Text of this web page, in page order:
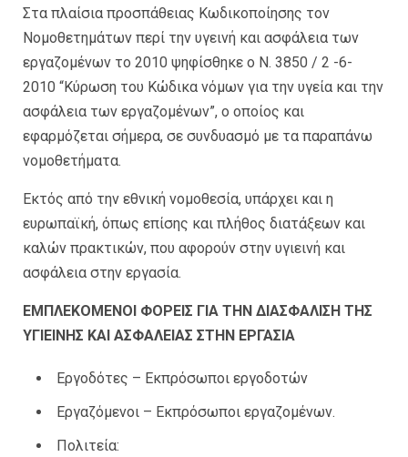
Στα πλαίσια προσπάθειας Κωδικοποίησης τον
Νομοθετημάτων περί την υγεινή και ασφάλεια των
εργαζομένων το 2010 ψηφίσθηκε ο Ν. 3850 / 2 -6-
2010 “Κύρωση του Κώδικα νόμων για την υγεία και την
ασφάλεια των εργαζομένων”, ο οποίος και
εφαρμόζεται σήμερα, σε συνδυασμό με τα παραπάνω
νομοθετήματα.
Εκτός από την εθνική νομοθεσία, υπάρχει και η
ευρωπαϊκή, όπως επίσης και πλήθος διατάξεων και
καλών πρακτικών, που αφορούν στην υγιεινή και
ασφάλεια στην εργασία.
ΕΜΠΛΕΚΟΜΕΝΟΙ ΦΟΡΕΙΣ ΓΙΑ ΤΗΝ ΔΙΑΣΦΑΛΙΣΗ ΤΗΣ
ΥΓΙΕΙΝΗΣ ΚΑΙ ΑΣΦΑΛΕΙΑΣ ΣΤΗΝ ΕΡΓΑΣΙΑ
Εργοδότες – Eκπρόσωποι εργοδοτών
Εργαζόμενοι – Εκπρόσωποι εργαζομένων.
Πολιτεία: